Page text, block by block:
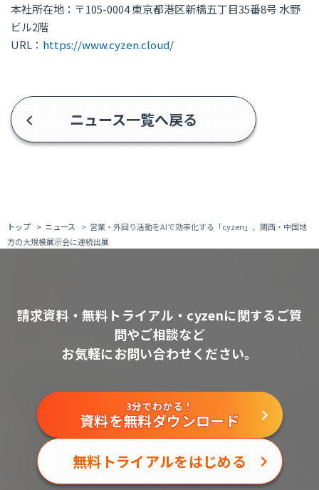
本社所在地：〒105-0004 東京都港区新橋五丁目35番8号 水野
ビル2階
URL： https://www.cyzen.cloud/
ニュース一覧へ戻る
トップ ニュース
営業・外回り活動をAIで効率化する「cyzen」、関西・中国地
方の大規模展示会に連続出展
請求資料・無料トライアル・cyzenに関するご質
問やご相談など
お気軽にお問い合わせください。
3分でわかる！
資料を無料ダウンロード
無料トライアルをはじめる